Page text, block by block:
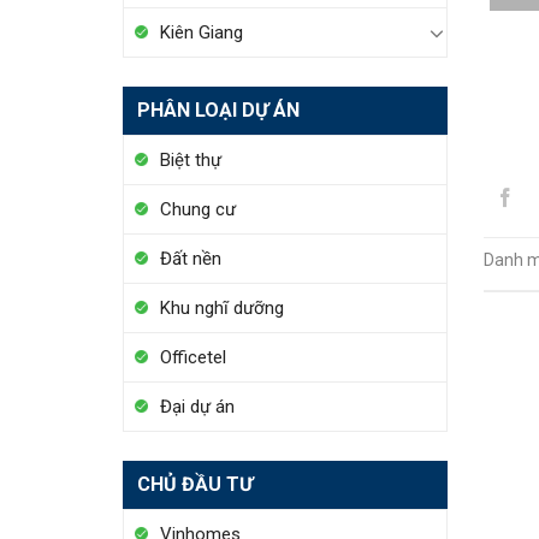
Kiên Giang
PHÂN LOẠI DỰ ÁN
Biệt thự
Chung cư
Đất nền
Khu nghĩ dưỡng
Officetel
Đại dự án
CHỦ ĐẦU TƯ
Vinhomes
Danh